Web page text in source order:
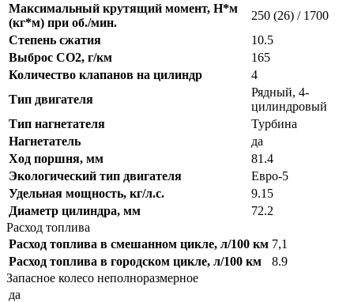
Максимальный крутящий момент, Н*м
(кг*м) при об./мин.
250 (26) / 1700
Степень сжатия
10.5
Выброс CO2, г/км
165
Количество клапанов на цилиндр
4
Тип двигателя
Рядный, 4-
цилиндровый
Тип нагнетателя
Турбина
Нагнетатель
да
Ход поршня, мм
81.4
Экологический тип двигателя
Евро-5
Удельная мощность, кг/л.с.
9.15
Диаметр цилиндра, мм
72.2
Расход топлива
Расход топлива в смешанном цикле, л/100 км 7,1
Расход топлива в городском цикле, л/100 км
8.9
Запасное колесо неполноразмерное
да